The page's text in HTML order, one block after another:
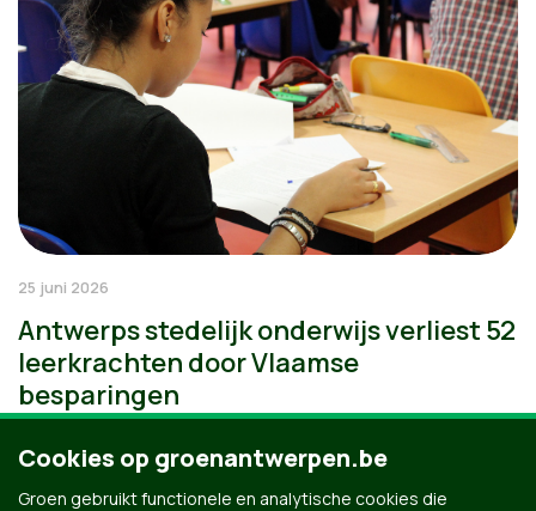
25 juni 2026
Antwerps stedelijk onderwijs verliest 52
leerkrachten door Vlaamse
besparingen
Cookies op groenantwerpen.be
Groen gebruikt functionele en analytische cookies die